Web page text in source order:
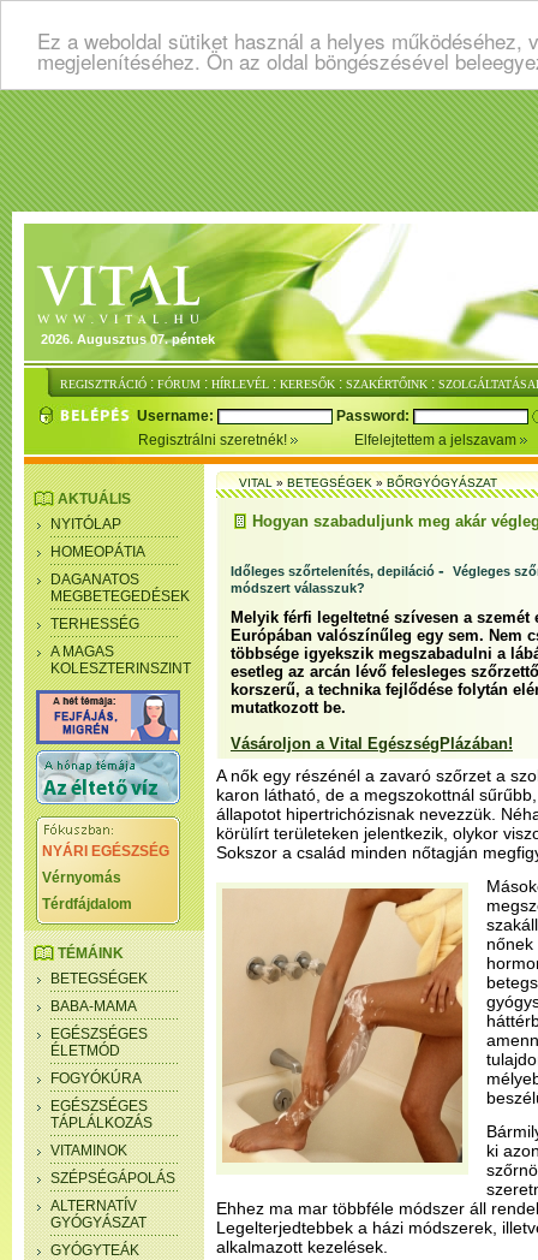
Ez a weboldal sütiket használ a helyes
megjelenítéséhez. Ön az oldal böngészésével
2026. Augusztus 07. péntek
REGISZTRÁCIÓ : FÓRUM : HÍRLEVÉL : KERESŐK : SZAKÉRTŐINK :
Username:
Password:
Regisztrálni szeretnék!
Elfelejtettem a jelszavam
AKTUÁLIS
NYITÓLAP
HOMEOPÁTIA
DAGANATOS
MEGBETEGEDÉSEK
TERHESSÉG
A MAGAS
KOLESZTERINSZINT
NYÁRI EGÉSZSÉG
Vérnyomás
Térdfájdalom
TÉMÁINK
BETEGSÉGEK
BABA-MAMA
EGÉSZSÉGES
ÉLETMÓD
FOGYÓKÚRA
EGÉSZSÉGES
TÁPLÁLKOZÁS
VITAMINOK
SZÉPSÉGÁPOLÁS
ALTERNATÍV
GYÓGYÁSZAT
GYÓGYTEÁK
VITAL»BETEGSÉGEK»BŐRGYÓGYÁSZAT
Hogyan szabaduljunk meg akár
Időleges szőrtelenítés, depiláció - Végleges
módszert válasszuk?
Melyik férfi legeltetné szívesen a
Európában valószínűleg egy sem. Nem
többsége igyekszik megszabadulni a
esetleg az arcán lévő felesleges
korszerű, a technika fejlődése folytán
mutatkozott be.
Vásároljon a Vital EgészségPlázában!
A nők egy részénél a zavaró szőrzet a
karon látható, de a megszokottnál
állapotot hipertrichózisnak nevezzük.
körülírt területeken jelentkezik, olykor
Sokszor a család minden nőtagján
nőnek
ki
Ehhez ma mar többféle módszer áll
Legelterjedtebbek a házi módszerek,
alkalmazott kezelések.